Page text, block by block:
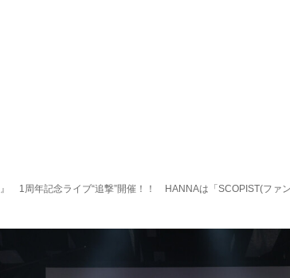
』 1周年記念ライブ“追撃”開催！！ HANNAは「SCOPIST(ファ